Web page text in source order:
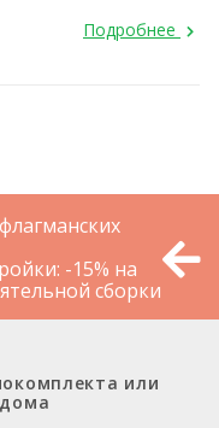
Подробнее
-15% на
сборки
или